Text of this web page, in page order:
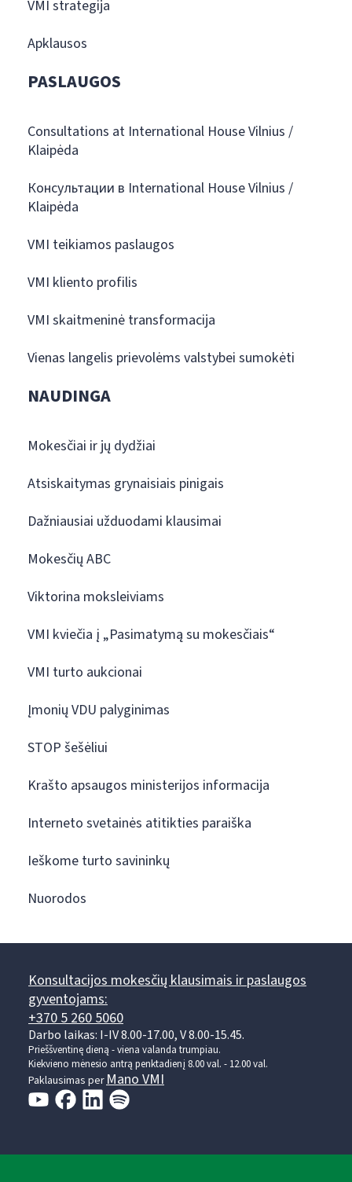
VMI strategija
Apklausos
PASLAUGOS
Consultations at International House Vilnius /
Klaipėda
Консультации в International House Vilnius /
Klaipėda
VMI teikiamos paslaugos
VMI kliento profilis
VMI skaitmeninė transformacija
Vienas langelis prievolėms valstybei sumokėti
NAUDINGA
Mokesčiai ir jų dydžiai
Atsiskaitymas grynaisiais pinigais
Dažniausiai užduodami klausimai
Mokesčių ABC
Viktorina moksleiviams
VMI kviečia į „Pasimatymą su mokesčiais“
VMI turto aukcionai
Įmonių VDU palyginimas
STOP šešėliui
Krašto apsaugos ministerijos informacija
Interneto svetainės atitikties paraiška
Ieškome turto savininkų
Nuorodos
Konsultacijos mokesčių klausimais ir paslaugos
gyventojams:
+370 5 260 5060
Darbo laikas: I-IV 8.00-17.00, V 8.00-15.45.
Prieššventinę dieną - viena valanda trumpiau.
Kiekvieno mėnesio antrą penktadienį 8.00 val. - 12.00 val.
Paklausimas per Mano VMI